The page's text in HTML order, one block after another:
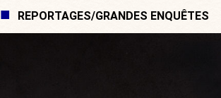
REPORTAGES/GRANDES ENQUÊTES